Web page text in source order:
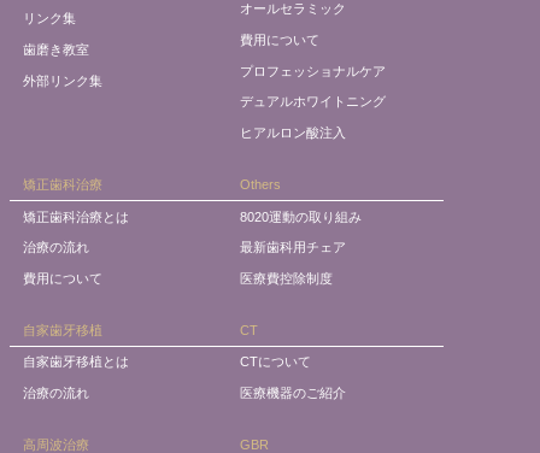
リンク集
歯磨き教室
外部リンク集
オールセラミック
費用について
プロフェッショナルケア
デュアルホワイトニング
ヒアルロン酸注入
矯正歯科治療
矯正歯科治療とは
治療の流れ
費用について
Others
8020運動の取り組み
最新歯科用チェア
医療費控除制度
自家歯牙移植
自家歯牙移植とは
治療の流れ
CT
CTについて
医療機器のご紹介
高周波治療 GBR